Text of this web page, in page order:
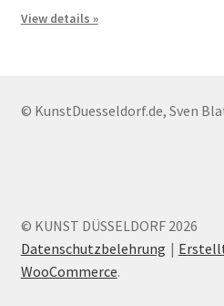
View details »
© KunstDuesseldorf.de, Sven
© KUNST DÜSSELDORF 2026
Datenschutzbelehrung
WooCommerce.